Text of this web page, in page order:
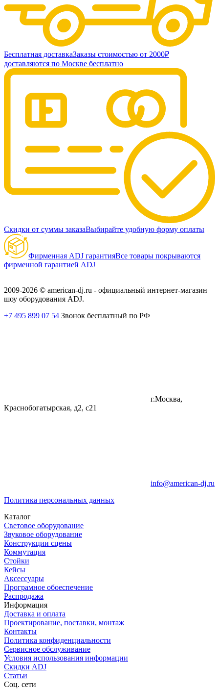
Бесплатная доставкаЗаказы стоимостью от 2000₽
доставляются по Москве бесплатно
Скидки от суммы заказаВыбирайте удобную форму оплаты
Фирменная ADJ гарантияВсе товары покрываются
фирменной гарантией ADJ
2009-2026 © american-dj.ru - официальный интернет-магазин
шоу оборудования ADJ.
+7 495 899 07 54 Звонок бесплатный по РФ
г.Москва,
Краснобогатырская, д2, с21
info@american-dj.ru
Политика персональных данных
Каталог
Световое оборудование
Звуковое оборудование
Конструкции сцены
Коммутация
Стойки
Кейсы
Аксессуары
Програмное обоеспечение
Распродажа
Информация
Доставка и оплата
Проектирование, поставки, монтаж
Контакты
Политика конфиденциальности
Сервисное обслуживание
Условия использования информации
Скидки ADJ
Статьи
Соц. сети